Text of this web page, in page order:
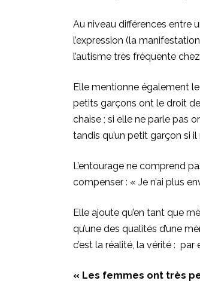
Au niveau différences entre
l’expression (la
l’autisme très fréquente
Elle mentionne également
petits garçons ont le droit
chaise ; si elle ne parle pas
tandis qu’un petit garçon si
L’entourage ne comprend
compenser : « Je n’ai plus
Elle ajoute qu’en tant que
qu’une des qualités d’une
c’est la réalité, la vérité : par
« Les femmes ont très